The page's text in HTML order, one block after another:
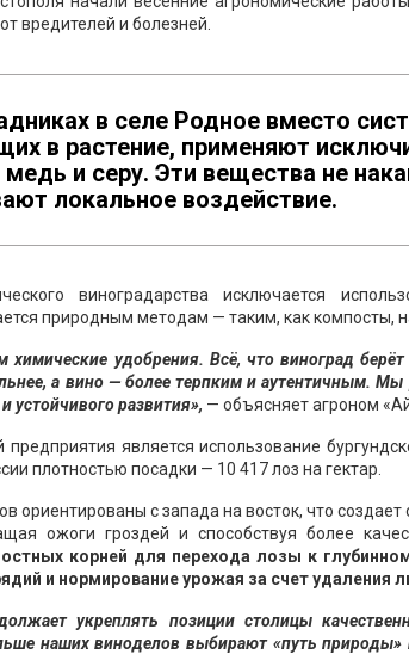
вредителей и болезней.
в селе Родное вместо
в растение, применяют
и серу. Эти вещества не
локальное воздействие.
виноградарства исключается
природным методам — таким, как компосты,
химические удобрения. Всё, что виноград
а вино — более терпким и аутентичным.
устойчивого развития», — объясняет агроном
предприятия является использование
плотностью посадки — 10 417 лоз на гектар.
ориентированы с запада на восток, что
ожоги гроздей и способствуя более
корней для перехода лозы к
и нормирование урожая за счет удаления
укреплять позиции столицы
наших виноделов выбирают «путь природы»